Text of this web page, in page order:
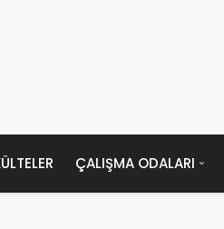
ÇALIŞMA ODALARI